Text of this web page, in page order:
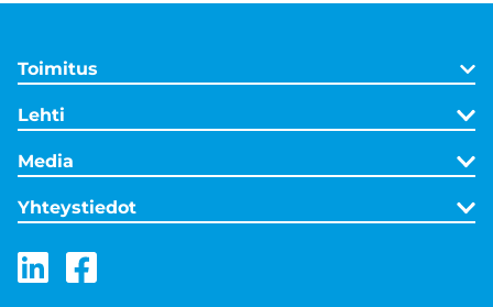
Toimitus
Lehti
Media
Yhteystiedot
LinkedIn
Facebook